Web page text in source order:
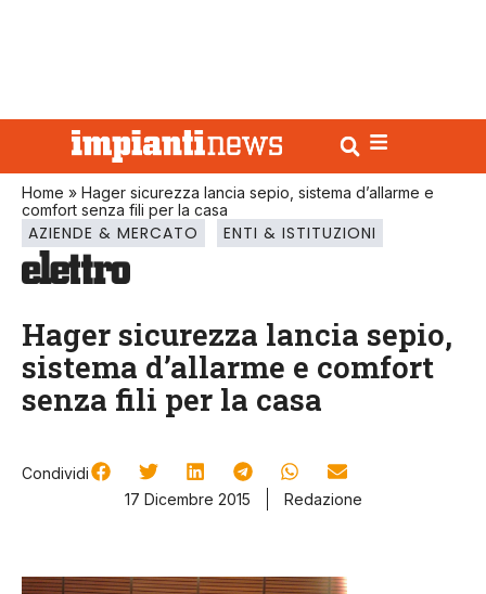
Home » Hager sicurezza lancia sepio, sistema d’allarme e
comfort senza fili per la casa
AZIENDE & MERCATO ENTI & ISTITUZIONI
Hager sicurezza lancia sepio,
sistema d’allarme e comfort
senza fili per la casa
Condividi
17 Dicembre 2015
Redazione